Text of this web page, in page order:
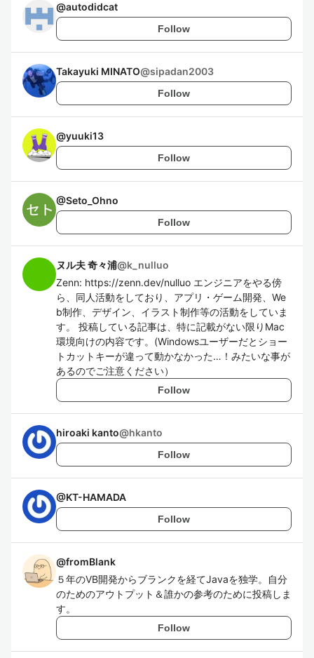
@autodidcat
Follow
Takayuki MINATO@sipadan2003
Follow
@yuuki13
Follow
@Seto_Ohno
Follow
ヌル夫 奇々浦@k_nulluo
Zenn: https://zenn.dev/nulluo エンジニアをやる傍
ら、同人活動をしており、アプリ・ゲーム開発、We
b制作、デザイン、イラスト制作等の活動をしていま
す。 投稿している記事は、特に記載がない限りMac
環境向けの内容です。(Windowsユーザーだとショー
トカットキーが違って動かなかった…！みたいな事が
あるのでご注意ください）
Follow
hiroaki kanto@hkanto
Follow
@KT-HAMADA
Follow
@fromBlank
５年のVB開発からブランクを経てJavaを独学。自分
のためのアウトプット＆誰かの参考のために投稿しま
す。
Follow